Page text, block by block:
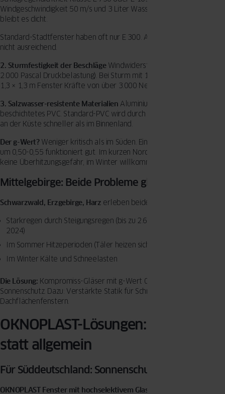
Windgeschwindigkeit 50 m/s und 3 Liter Wasser pro Minute und m²
bleibt es dicht.
Standard-Stadtfenster haben oft nur E 300. An der Nordseeküste
nicht ausreichend.
2. Sturmfestigkeit der BeschlägeWindwiderstandsklasse C5 (bis zu
2.000 Pascal Druckbelastung). Bei Sturm mit 120 km/h wirken auf ein
1,3 × 1,3 m Fenster Kräfte von über 3.000 Newton.
3. Salzwasser-resistente Materialien Aluminium-Außenseite oder
beschichtetes PVC. Standard-PVC wird durch Salz und UV spröde –
an der Küste schneller als im Binnenland.
Der g-Wert?Weniger kritisch als im Süden. Ein ausgewogener Wert
um 0,50-0,55 funktioniert gut. Im kurzen Norddeutschen Sommer
keine Überhitzungsgefahr, im Winter willkommene Solargewinne.
Mittelgebirge: Beide Probleme gleichzeitig
Schwarzwald, Erzgebirge, Harz erleben beides:
Starkregen durch Steigungsregen (bis zu 2.600 l/m² im Schwarzwald
2024)
Im Sommer Hitzeperioden (Täler heizen sich auf)
Im Winter Kälte und Schneelasten
Die Lösung: Kompromiss-Gläser mit g-Wert 0,40-0,45 plus flexibler
Sonnenschutz. Dazu: Verstärkte Statik für Schneelasten auf
Dachflächenfenstern.
OKNOPLAST-Lösungen: Konkret
statt allgemein
Für Süddeutschland: Sonnenschutzglas-Paket
OKNOPLAST Fenster mit hochselektivem Glas: